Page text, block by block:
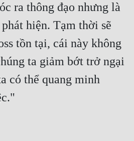
ra thông đạo nhưng là
hiện. Tạm thời sẽ
tồn tại, cái này không
ta giảm bớt trở ngại
có thể quang minh